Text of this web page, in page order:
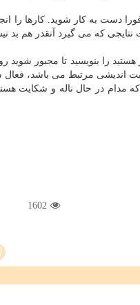
دست به کار شوید. کارها را
نتایجی که می گیرد آنقدر هم بد
را بنویسید تا مجبور شوید
اندیشی مرتبط می باشد، فعال
مدام در حال ناله و شکایت
1602